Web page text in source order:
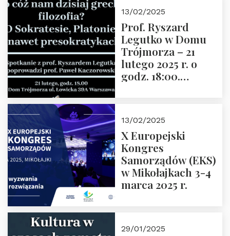
13/02/2025
Prof. Ryszard
Legutko w Domu
Trójmorza – 21
lutego 2025 r. o
godz. 18:00.
Zapraszamy
13/02/2025
X Europejski
Kongres
Samorządów (EKS)
w Mikołajkach 3-4
marca 2025 r.
29/01/2025